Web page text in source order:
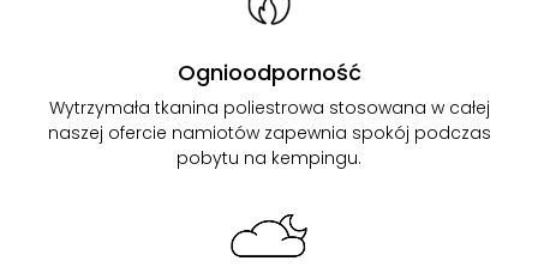
Ognioodporność
Wytrzymała tkanina poliestrowa stosowana w całej
naszej ofercie namiotów zapewnia spokój podczas
pobytu na kempingu.